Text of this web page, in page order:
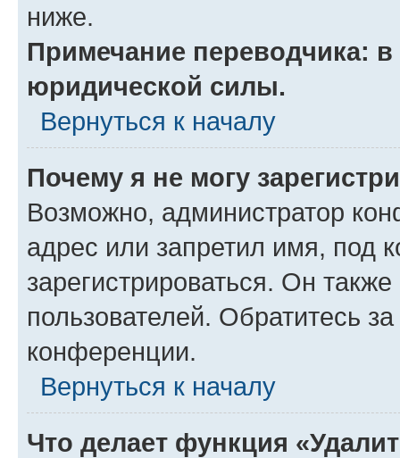
ниже.
Примечание переводчика:
юридической силы.
Вернуться к началу
Почему я не могу
Возможно, администратор
адрес или запретил имя, под
зарегистрироваться. Он
пользователей. Обратитесь
конференции.
Вернуться к началу
Что делает функция